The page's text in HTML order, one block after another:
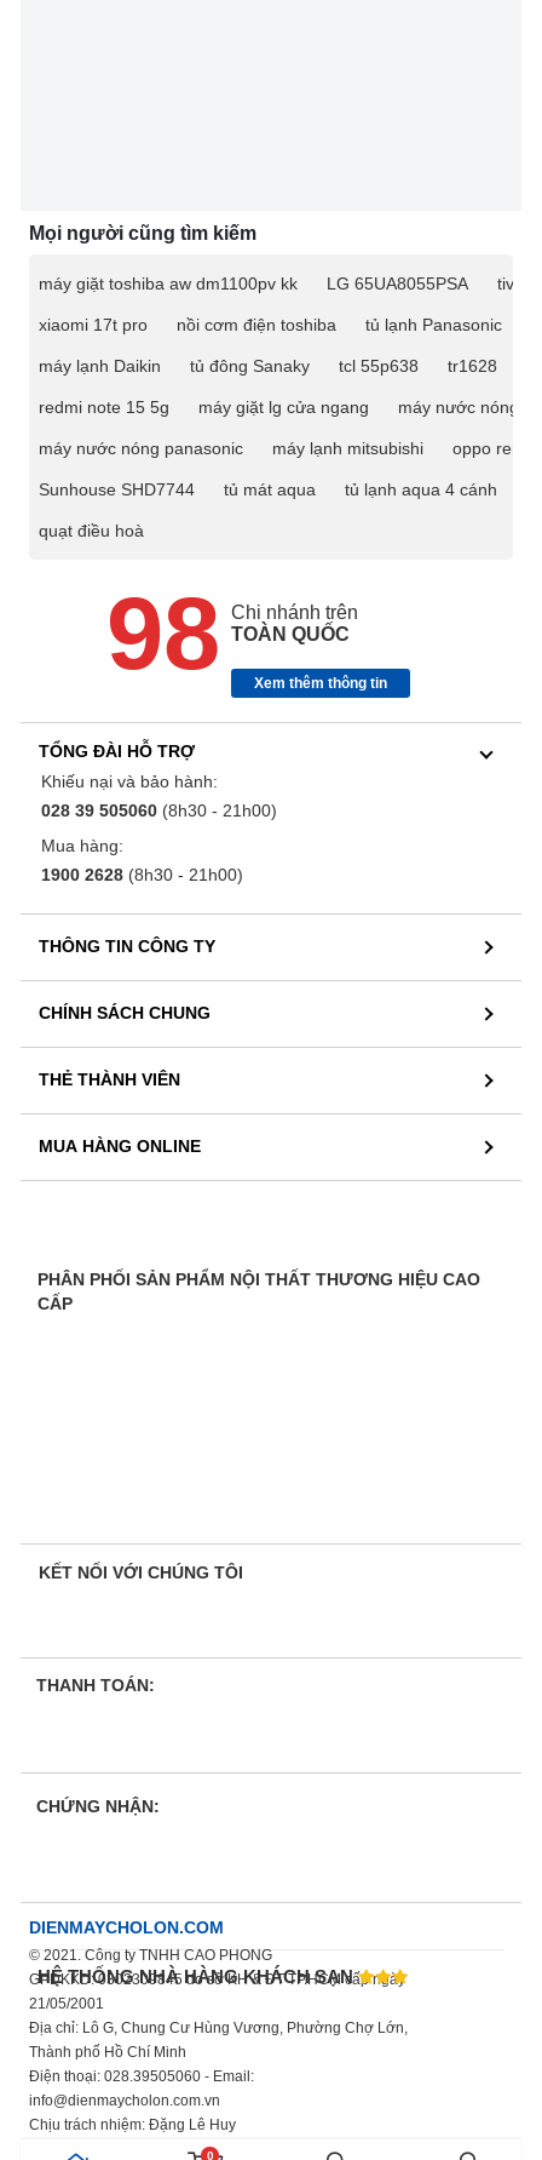
Mọi người cũng tìm kiếm
máy giặt toshiba aw dm1100pv kk LG 65UA8055PSA tivi
xiaomi 17t pro nồi cơm điện toshiba tủ lạnh Panasonic
máy lạnh Daikin tủ đông Sanaky tcl 55p638 tr1628
redmi note 15 5g máy giặt lg cửa ngang máy nước nóng
máy nước nóng panasonic máy lạnh mitsubishi oppo reno
Sunhouse SHD7744 tủ mát aqua tủ lạnh aqua 4 cánh
quạt điều hoà
98
Chi nhánh trên
TOÀN QUỐC
Xem thêm thông tin
TỔNG ĐÀI HỖ TRỢ
Khiếu nại và bảo hành:
028 39 505060 (8h30 - 21h00)
Mua hàng:
1900 2628 (8h30 - 21h00)
THÔNG TIN CÔNG TY
CHÍNH SÁCH CHUNG
THẺ THÀNH VIÊN
MUA HÀNG ONLINE
PHÂN PHỐI SẢN PHẨM NỘI THẤT THƯƠNG HIỆU CAO
CẤP
HỆ THỐNG NHÀ HÀNG KHÁCH SẠN
KẾT NỐI VỚI CHÚNG TÔI
THANH TOÁN:
CHỨNG NHẬN:
DIENMAYCHOLON.COM
© 2021. Công ty TNHH CAO PHONG
GPDKKD: 0302309845 do sở KH & ĐT TP.HCM cấp ngày
21/05/2001
Địa chỉ: Lô G, Chung Cư Hùng Vương, Phường Chợ Lớn,
Thành phố Hồ Chí Minh
Điện thoại: 028.39505060 - Email:
info@dienmaycholon.com.vn
Chịu trách nhiệm: Đặng Lê Huy
Xem thêm chính sách bảo mật thông tin
0